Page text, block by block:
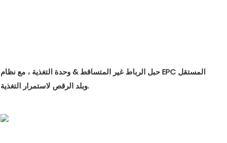
حبل الرباط غير المتساقط & وحدة التغذية ، مع نظام EPC المستقل
وبلد الرقص لاستمرار التغذية.